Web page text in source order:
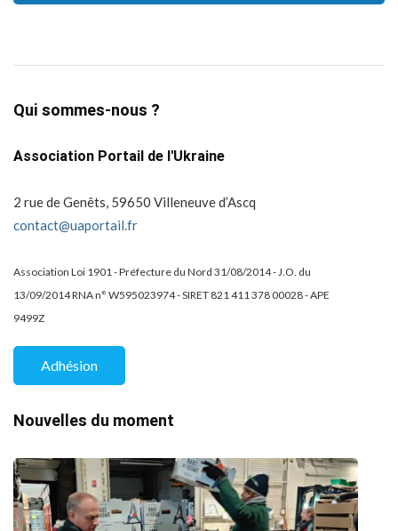
Qui sommes-nous ?
Association Portail de l'Ukraine
2 rue de Genêts, 59650 Villeneuve d’Ascq
contact@uaportail.fr
Association Loi 1901 - Préfecture du Nord 31/08/2014 - J.O. du
13/09/2014 RNA n° W595023974 - SIRET 821 411 378 00028 - APE
9499Z
Adhésion
Nouvelles du moment